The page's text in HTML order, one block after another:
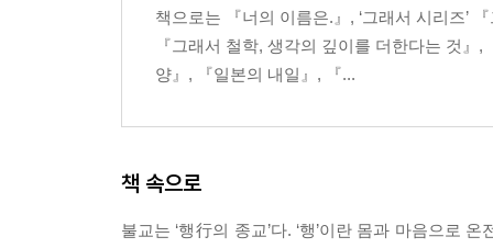
좌선의 반전_누구나 할 수 있는 생활 실천
나무 아래 좌선_살아있음이 유쾌한 방향으로
좌선의 향기_지금 자신의 심신으로 행하는 일
두잉에서 빙으로_지금 여기에 존재하라
수행_즐거운 탐구가 끝없이 이어지는 길
책으로는 『너의 이름은.』, ‘그래서 시리즈’
『그래서 철학, 생각의 깊이를 더한다는 것
양』, 『일본의 내일』, 『...
책 속으로
불교는 ‘행行의 종교’다. ‘행’이란 몸과 마음으로